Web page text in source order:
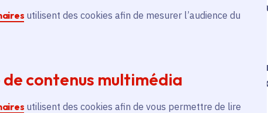
utilisent des cookies afin de mesurer l’audience du
contenus multimédia
utilisent des cookies afin de vous permettre de lire
« Agir pour l'avenir de nos territoires avec la
».
objectif : utiliser toujours plus
face aux défis climatiques, sociaux et